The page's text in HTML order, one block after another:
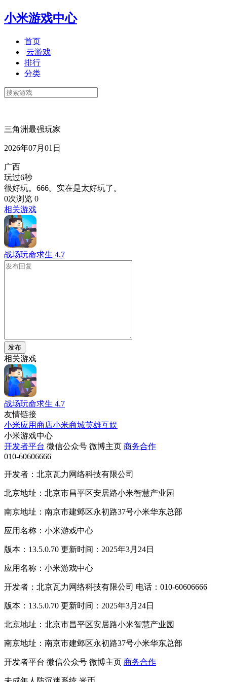
小米游戏中心
首页
云游戏
排行
分类
三角洲最强玩家
2026年07月01日
广西
玩过6秒
很好玩。666。实在是太好玩了。
0次浏览 0
相关游戏
战场玩命求生 4.7
发布
相关游戏
战场玩命求生 4.7
友情链接
小米应用商店小米商城英雄互娱
小米游戏中心
开发者平台 微信公众号 微博主页 商务合作
010-60606666
开发者：北京瓦力网络科技有限公司
北京地址：北京市昌平区安居路小米智慧产业园
南京地址：南京市建邺区永初路37号小米华东总部
应用名称：小米游戏中心
版本：13.5.0.70 更新时间：2025年3月24日
应用名称：小米游戏中心
开发者：北京瓦力网络科技有限公司 电话：010-60606666
版本：13.5.0.70 更新时间：2025年3月24日
北京地址：北京市昌平区安居路小米智慧产业园
南京地址：南京市建邺区永初路37号小米华东总部
开发者平台 微信公众号 微博主页 商务合作